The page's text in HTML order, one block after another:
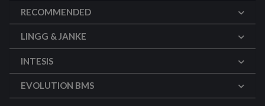
RECOMMENDED
LINGG & JANKE
INTESIS
EVOLUTION BMS